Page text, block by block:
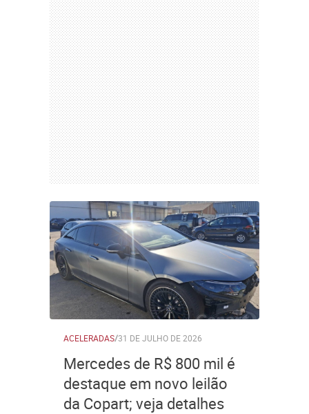
ACELERADAS/31 DE JULHO DE 2026
Mercedes de R$ 800 mil é
destaque em novo leilão
da Copart; veja detalhes